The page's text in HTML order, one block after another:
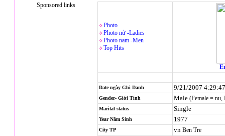
Sponsored links
Photo
Photo nử -Ladies
Photo nam -Men
Top Hits
Date ngày Ghi Danh 9/21/2007
Gender- Giới Tính Male (Female = nu,
Marital status Single
Year Năm Sinh 1977
City TP vn Ben Tre